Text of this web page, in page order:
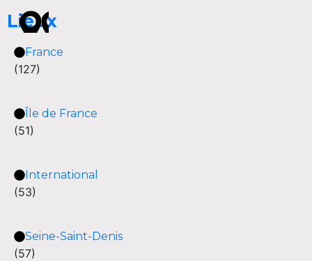
Lieux
France
(127)
Île de France
(51)
International
(53)
Seine-Saint-Denis
(57)